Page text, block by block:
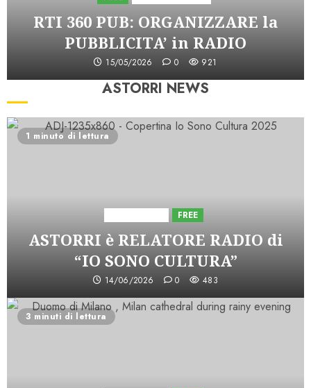
RTI 360 PUB: ORGANIZZARE la
PUBBLICITA’ in RADIO
15/05/2026 0 921
ASTORRI NEWS
1 minuto di lettura
FREE
ASTORRI è RELATORE RADIO di
“IO SONO CULTURA”
14/06/2026 0 483
3 minuti di lettura